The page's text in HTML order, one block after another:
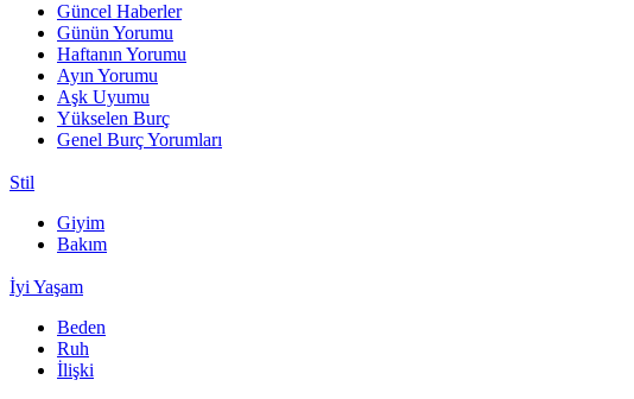
Güncel Haberler
Günün Yorumu
Haftanın Yorumu
Ayın Yorumu
Aşk Uyumu
Yükselen Burç
Genel Burç Yorumları
Stil
Giyim
Bakım
İyi Yaşam
Beden
Ruh
İlişki